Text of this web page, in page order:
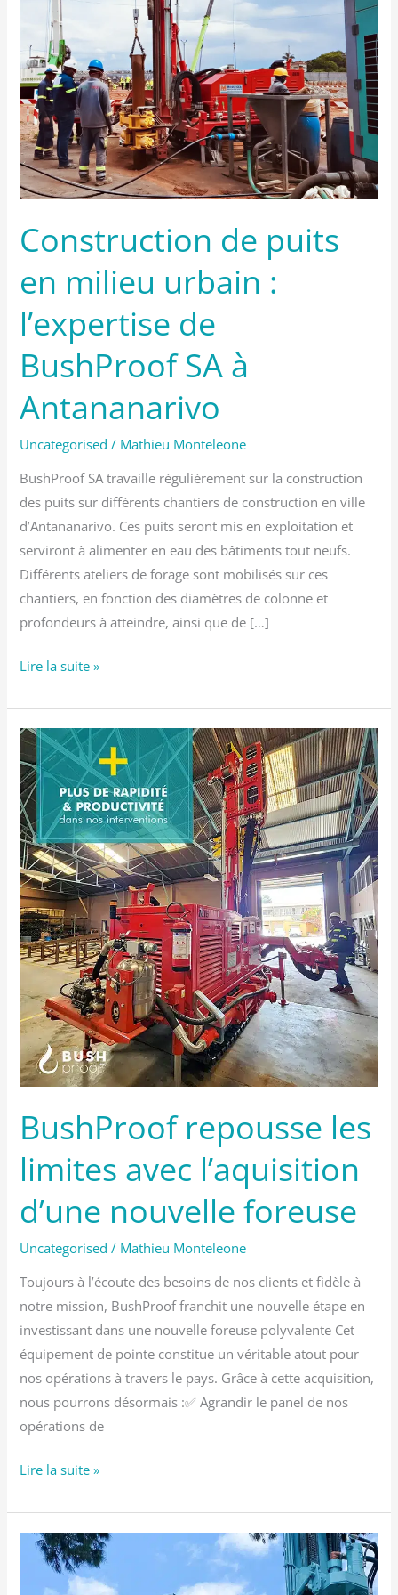
Construction de puits
en milieu urbain :
l’expertise de
BushProof SA à
Antananarivo
Uncategorised / Mathieu Monteleone
BushProof SA travaille régulièrement sur la construction
des puits sur différents chantiers de construction en ville
d’Antananarivo. Ces puits seront mis en exploitation et
serviront à alimenter en eau des bâtiments tout neufs.
Différents ateliers de forage sont mobilisés sur ces
chantiers, en fonction des diamètres de colonne et
profondeurs à atteindre, ainsi que de […]
urbain
l’expertise
de
BushProof
SA
à
Antananarivo
Lire la suite »
BushProof repousse les
limites avec l’aquisition
d’une nouvelle foreuse
Uncategorised / Mathieu Monteleone
Toujours à l’écoute des besoins de nos clients et fidèle à
notre mission, BushProof franchit une nouvelle étape en
investissant dans une nouvelle foreuse polyvalente Cet
équipement de pointe constitue un véritable atout pour
nos opérations à travers le pays. Grâce à cette acquisition,
nous pourrons désormais :✅ Agrandir le panel de nos
opérations de
BushProof
repousse
les
limites
avec
l’aquisition
d’une
nouvelle
foreuse
Lire la suite »
Nouvel
appareil